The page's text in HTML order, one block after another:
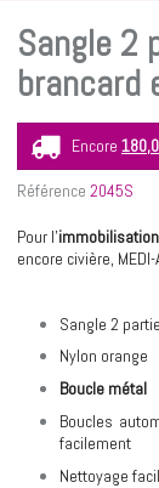
Sangle 2
brancard
Encore
Référence 2045S
Pour l’immobilisation
encore civière,
Sangle 2
Nylon orange
Boucle métal
Boucles
facilement
Nettoyage